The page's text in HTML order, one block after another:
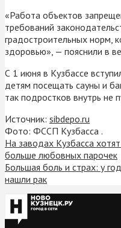
«Работа объектов
требований
градостроительных норм,
здоровью», — пояснили в
С 1 июня в Кузбассе
детям посещать сауны и
так подростков внутрь не
Источник: sibdepo.ru
Фото: ФССП Кузбасса .
На заводах Кузбасса
больше любовных парочек
Большая боль и страх: у
нашли рак